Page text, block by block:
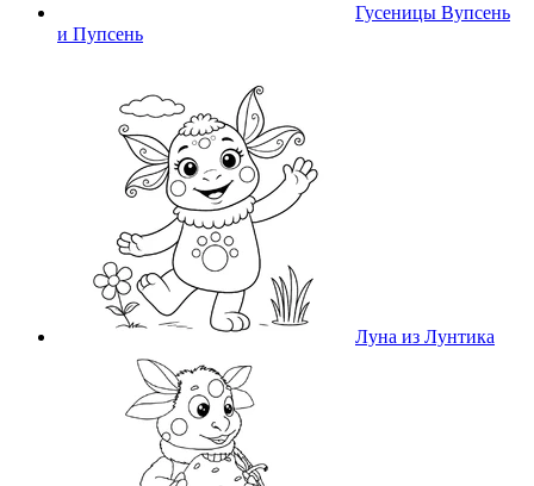
Гусеницы Вупсень
и Пупсень
Луна из Лунтика